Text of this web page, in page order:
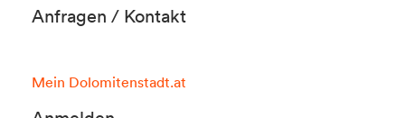
Anfragen / Kontakt
Mein Dolomitenstadt.at